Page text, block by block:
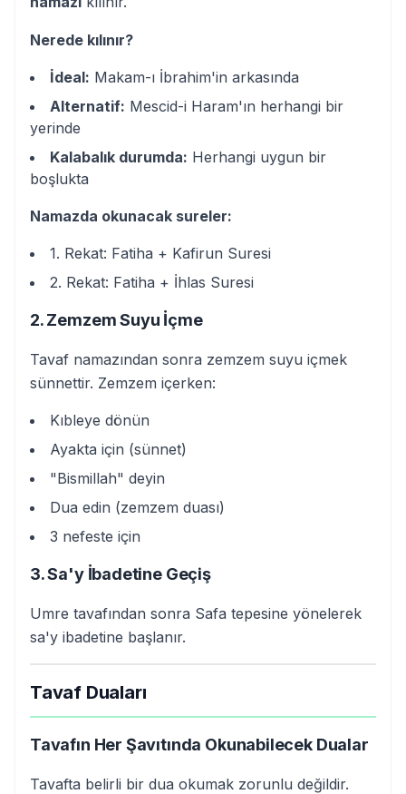
Nerede kılınır?
İdeal: Makam-ı İbrahim'in arkasında
Alternatif: Mescid-i Haram'ın herhangi bir
yerinde
Kalabalık durumda: Herhangi uygun bir
boşlukta
Namazda okunacak sureler:
1. Rekat: Fatiha + Kafirun Suresi
2. Rekat: Fatiha + İhlas Suresi
2. Zemzem Suyu İçme
Tavaf namazından sonra zemzem suyu içmek
sünnettir. Zemzem içerken:
Kıbleye dönün
Ayakta için (sünnet)
"Bismillah" deyin
Dua edin (zemzem duası)
3 nefeste için
3. Sa'y İbadetine Geçiş
Umre tavafından sonra Safa tepesine yönelerek
sa'y ibadetine başlanır.
Tavaf Duaları
Tavafın Her Şavıtında Okunabilecek Dualar
Tavafta belirli bir dua okumak zorunlu değildir.